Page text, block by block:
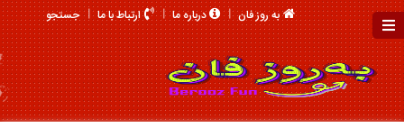
به روز فان درباره ما ارتباط با ما جستجو